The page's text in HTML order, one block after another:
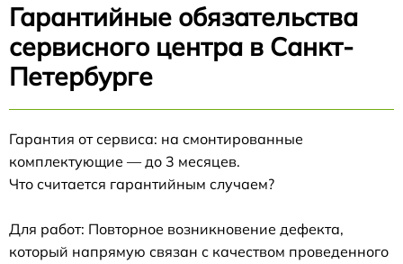
Гарантийные обязательства
сервисного центра в Санкт-
Петербурге
Гарантия от сервиса: на смонтированные
комплектующие — до 3 месяцев.
Что считается гарантийным случаем?
Для работ: Повторное возникновение дефекта,
который напрямую связан с качеством проведенного